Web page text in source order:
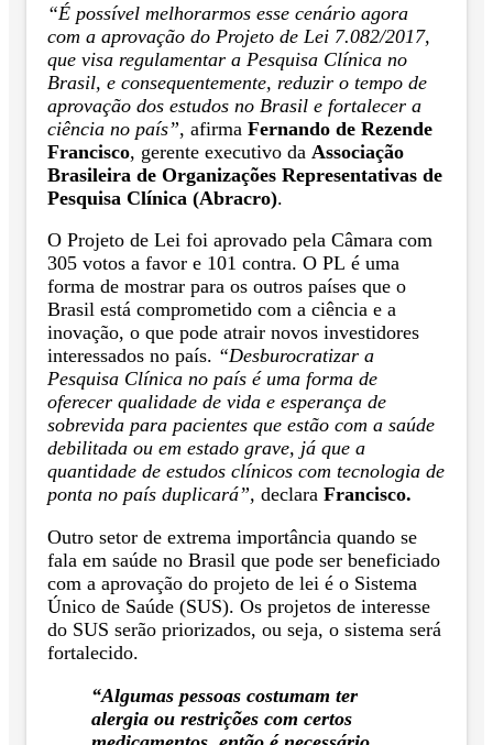
“É possível melhorarmos esse cenário agora
com a aprovação do Projeto de Lei 7.082/2017,
que visa regulamentar a Pesquisa Clínica no
Brasil, e consequentemente, reduzir o tempo de
aprovação dos estudos no Brasil e fortalecer a
ciência no país”, afirma Fernando de Rezende
Francisco, gerente executivo da Associação
Brasileira de Organizações Representativas de
Pesquisa Clínica (Abracro).
O Projeto de Lei foi aprovado pela Câmara com
305 votos a favor e 101 contra. O PL é uma
forma de mostrar para os outros países que o
Brasil está comprometido com a ciência e a
inovação, o que pode atrair novos investidores
interessados no país. “Desburocratizar a
Pesquisa Clínica no país é uma forma de
oferecer qualidade de vida e esperança de
sobrevida para pacientes que estão com a saúde
debilitada ou em estado grave, já que a
quantidade de estudos clínicos com tecnologia de
ponta no país duplicará”, declara Francisco.
Outro setor de extrema importância quando se
fala em saúde no Brasil que pode ser beneficiado
com a aprovação do projeto de lei é o Sistema
Único de Saúde (SUS). Os projetos de interesse
do SUS serão priorizados, ou seja, o sistema será
fortalecido.
“Algumas pessoas costumam ter
alergia ou restrições com certos